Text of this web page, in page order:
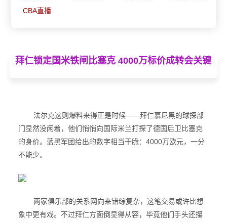
CBA直播
拜仁锁定国米铁闸比塞克 4000万标价成转会关键
法尔克这则爆料来得正是时候——拜仁慕尼黑的球探部
门显然没闲着，他们悄悄向国际米兰打探了德国后卫比塞克
的身价。蓝黑军团给出的数字相当干脆：4000万欧元，一分
不能少。
两家俱乐部的关系网向来错综复杂，这笔交易或许比想
象中更有戏。不过拜仁方面倒显得从容，毕竟他们手头还攥